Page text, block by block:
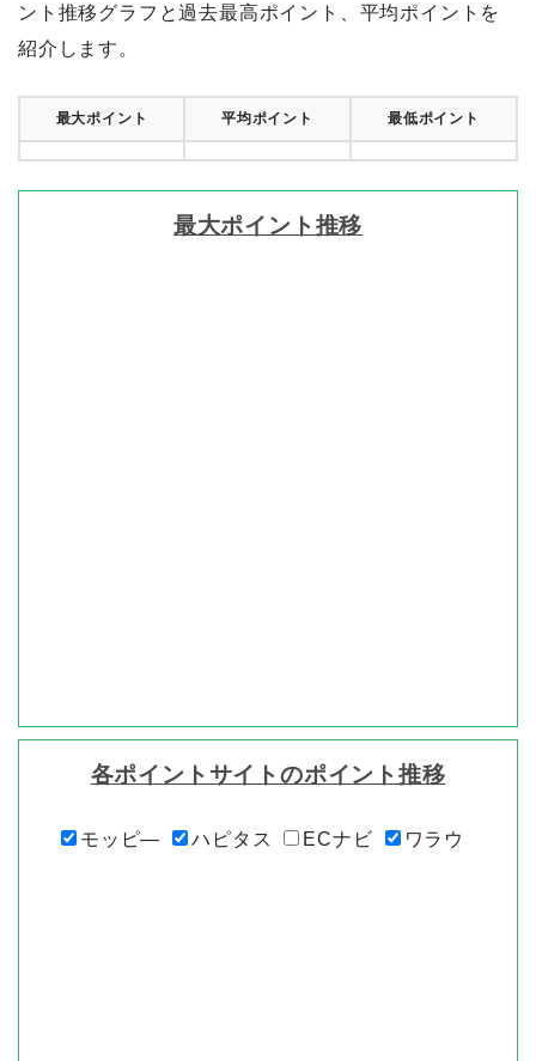
ント推移グラフと過去最高ポイント、平均ポイントを
紹介します。
最大ポイント 平均ポイント 最低ポイント
最大ポイント推移
各ポイントサイトのポイント推移
モッピ― ハピタス ECナビ ワラウ